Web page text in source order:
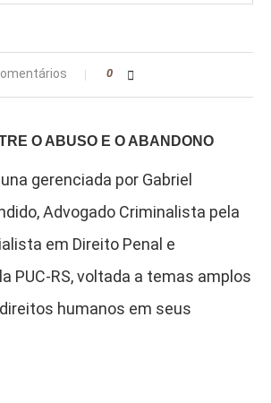
0
O ABUSO E O ABANDONO
gerenciada por Gabriel
Advogado Criminalista pela
em Direito Penal e
PUC-RS, voltada a temas amplos
humanos em seus